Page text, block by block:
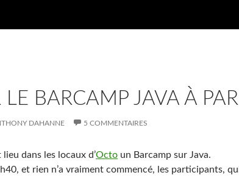
LE BARCAMP JAVA À
DAHANNE 5 COMMENTAIRES
dans les locaux d’Octo un Barcamp sur Java.
et rien n’a vraiment commencé, les participants,